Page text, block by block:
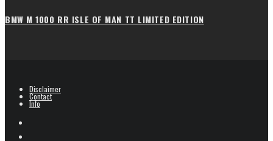
BMW M 1000 RR ISLE OF MAN TT LIMITED EDITION
Disclaimer
Contact
Info